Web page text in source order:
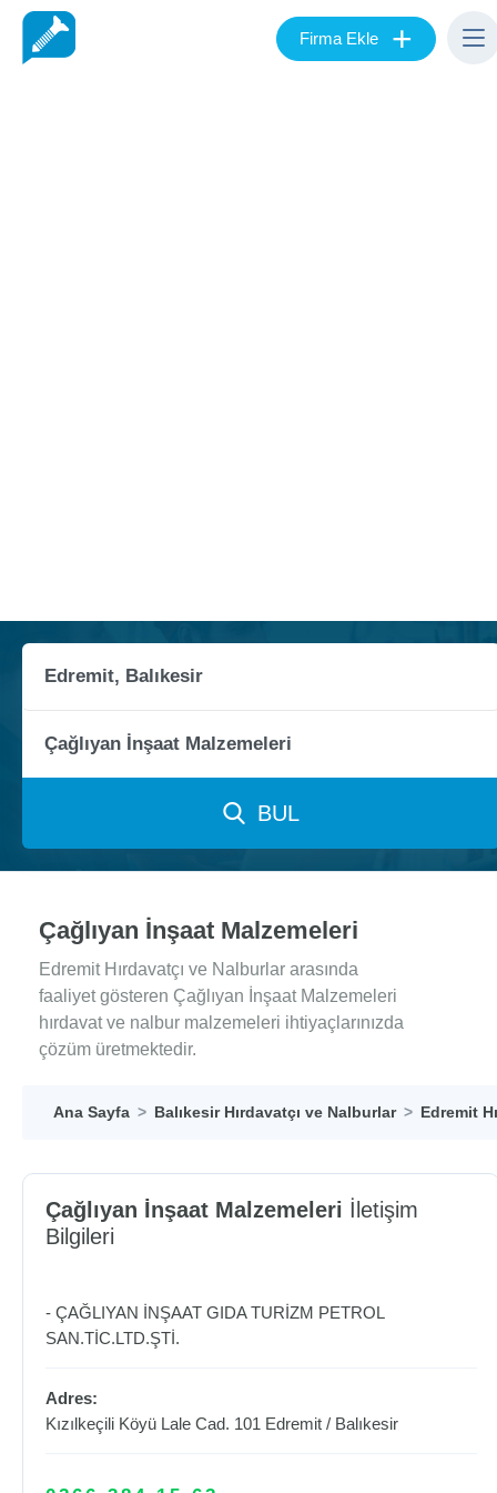
Firma Ekle +
BUL
Çağlıyan İnşaat Malzemeleri
Edremit Hırdavatçı ve Nalburlar arasında
faaliyet gösteren Çağlıyan İnşaat Malzemeleri
hırdavat ve nalbur malzemeleri ihtiyaçlarınızda
çözüm üretmektedir.
Ana Sayfa Balıkesir Hırdavatçı ve Nalburlar Edremit
Çağlıyan İnşaat Malzemeleri İletişim
Bilgileri
- ÇAĞLIYAN İNŞAAT GIDA TURİZM PETROL
SAN.TİC.LTD.ŞTİ.
Adres:
Kızılkeçili Köyü Lale Cad. 101 Edremit / Balıkesir